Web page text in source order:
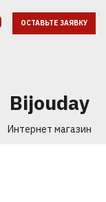
ОСТАВЬТЕ ЗАЯВКУ
Bijouday
Интернет магазин